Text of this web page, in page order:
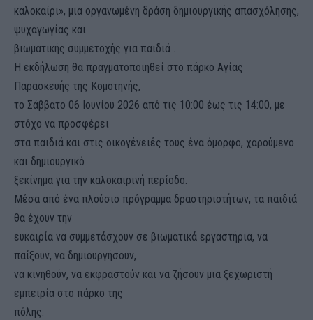
καλοκαίρι», μια οργανωμένη δράση δημιουργικής απασχόλησης,
ψυχαγωγίας και
βιωματικής συμμετοχής για παιδιά .
Η εκδήλωση θα πραγματοποιηθεί στο πάρκο Αγίας
Παρασκευής της Κομοτηνής,
το Σάββατο 06 Ιουνίου 2026 από τις 10:00 έως τις 14:00, με
στόχο να προσφέρει
στα παιδιά και στις οικογένειές τους ένα όμορφο, χαρούμενο
και δημιουργικό
ξεκίνημα για την καλοκαιρινή περίοδο.
Μέσα από ένα πλούσιο πρόγραμμα δραστηριοτήτων, τα παιδιά
θα έχουν την
ευκαιρία να συμμετάσχουν σε βιωματικά εργαστήρια, να
παίξουν, να δημιουργήσουν,
να κινηθούν, να εκφραστούν και να ζήσουν μια ξεχωριστή
εμπειρία στο πάρκο της
πόλης.